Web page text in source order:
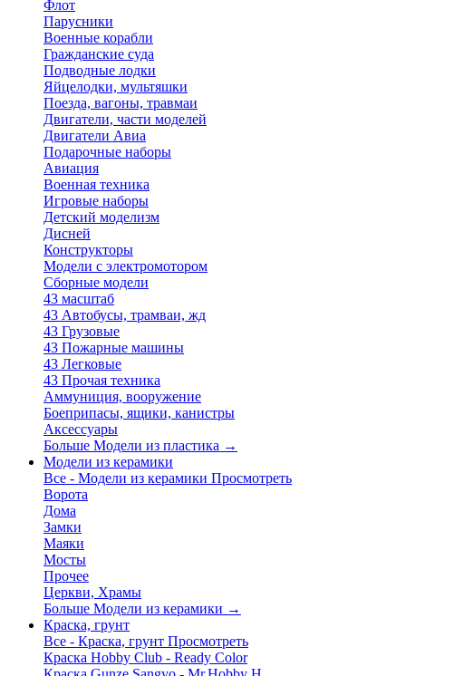
Флот
Парусники
Военные корабли
Гражданские суда
Подводные лодки
Яйцелодки, мультяшки
Поезда, вагоны, травмаи
Двигатели, части моделей
Двигатели Авиа
Подарочные наборы
Авиация
Военная техника
Игровые наборы
Детский моделизм
Дисней
Конструкторы
Модели с электромотором
Сборные модели
43 масштаб
43 Автобусы, трамваи, жд
43 Грузовые
43 Пожарные машины
43 Легковые
43 Прочая техника
Аммуниция, вооружение
Боеприпасы, ящики, канистры
Аксессуары
Больше Модели из пластика →
Модели из керамики
Все - Модели из керамики Просмотреть
Ворота
Дома
Замки
Маяки
Мосты
Прочее
Церкви, Храмы
Больше Модели из керамики →
Краска, грунт
Все - Краска, грунт Просмотреть
Краска Hobby Club - Ready Color